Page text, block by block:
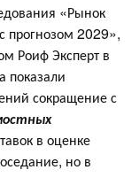
«Рынок
прогнозом 2029»,
Роиф Эксперт в
показали
сокращение с
в оценке
но в